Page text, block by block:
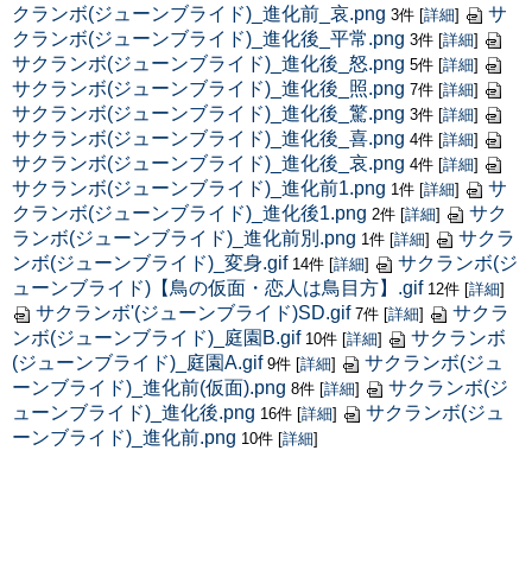
クランボ(ジューンブライド)_進化前_哀.png 3件 [詳細]
サ
クランボ(ジューンブライド)_進化後_平常.png 3件 [詳細]
サクランボ(ジューンブライド)_進化後_怒.png 5件 [詳細]
サクランボ(ジューンブライド)_進化後_照.png 7件 [詳細]
サクランボ(ジューンブライド)_進化後_驚.png 3件 [詳細]
サクランボ(ジューンブライド)_進化後_喜.png 4件 [詳細]
サクランボ(ジューンブライド)_進化後_哀.png 4件 [詳細]
サクランボ(ジューンブライド)_進化前1.png 1件 [詳細]
サ
クランボ(ジューンブライド)_進化後1.png 2件 [詳細]
サク
ランボ(ジューンブライド)_進化前別.png 1件 [詳細]
サクラ
ンボ(ジューンブライド)_変身.gif 14件 [詳細]
サクランボ(ジ
ューンブライド)【鳥の仮面・恋人は鳥目方】.gif 12件 [詳細]
サクランボ'(ジューンブライド)SD.gif 7件 [詳細]
サクラ
ンボ(ジューンブライド)_庭園B.gif 10件 [詳細]
サクランボ
(ジューンブライド)_庭園A.gif 9件 [詳細]
サクランボ(ジュ
ーンブライド)_進化前(仮面).png 8件 [詳細]
サクランボ(ジ
ューンブライド)_進化後.png 16件 [詳細]
サクランボ(ジュ
ーンブライド)_進化前.png 10件 [詳細]